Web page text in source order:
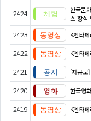
2424
한국문
스 장식
2423 K엔타
2422 K엔타
2421 [재공
2420 한국영
2419 K엔타